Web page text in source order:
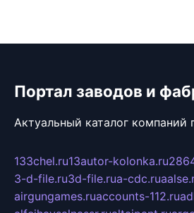
Портал заводов и
Актуальный каталог компаний
133chel.ru13autor-kolonka.ru
3-d-file.ru3d-file.rua-cdc.ru
airgungames.ruaccounts-112.ru